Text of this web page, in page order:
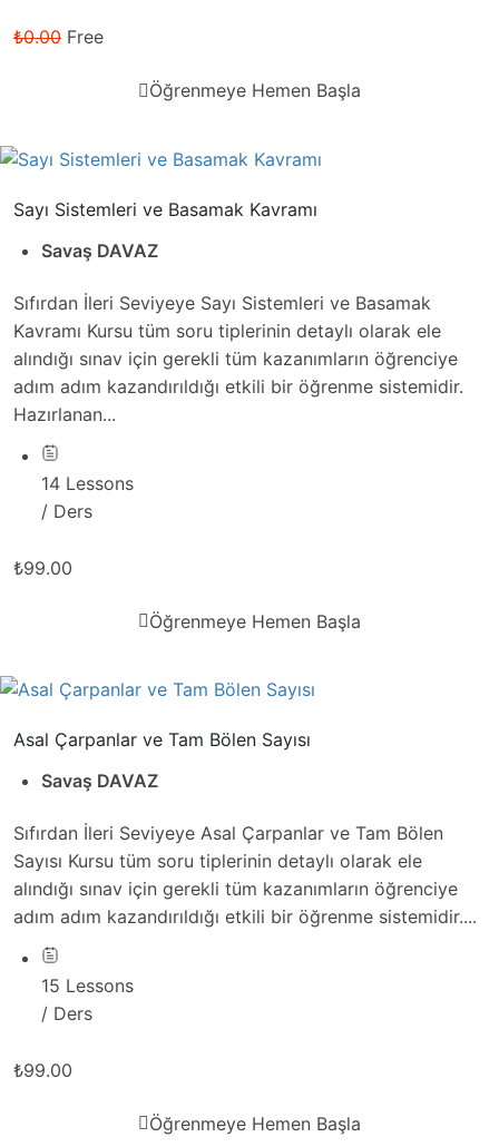
₺0.00 Free
Öğrenmeye Hemen Başla
Sayı Sistemleri ve Basamak Kavramı
Savaş DAVAZ
Sıfırdan İleri Seviyeye Sayı Sistemleri ve Basamak
Kavramı Kursu tüm soru tiplerinin detaylı olarak ele
alındığı sınav için gerekli tüm kazanımların öğrenciye
adım adım kazandırıldığı etkili bir öğrenme sistemidir.
Hazırlanan...
14 Lessons
/ Ders
₺99.00
Öğrenmeye Hemen Başla
Asal Çarpanlar ve Tam Bölen Sayısı
Savaş DAVAZ
Sıfırdan İleri Seviyeye Asal Çarpanlar ve Tam Bölen
Sayısı Kursu tüm soru tiplerinin detaylı olarak ele
alındığı sınav için gerekli tüm kazanımların öğrenciye
adım adım kazandırıldığı etkili bir öğrenme sistemidir....
15 Lessons
/ Ders
₺99.00
Öğrenmeye Hemen Başla